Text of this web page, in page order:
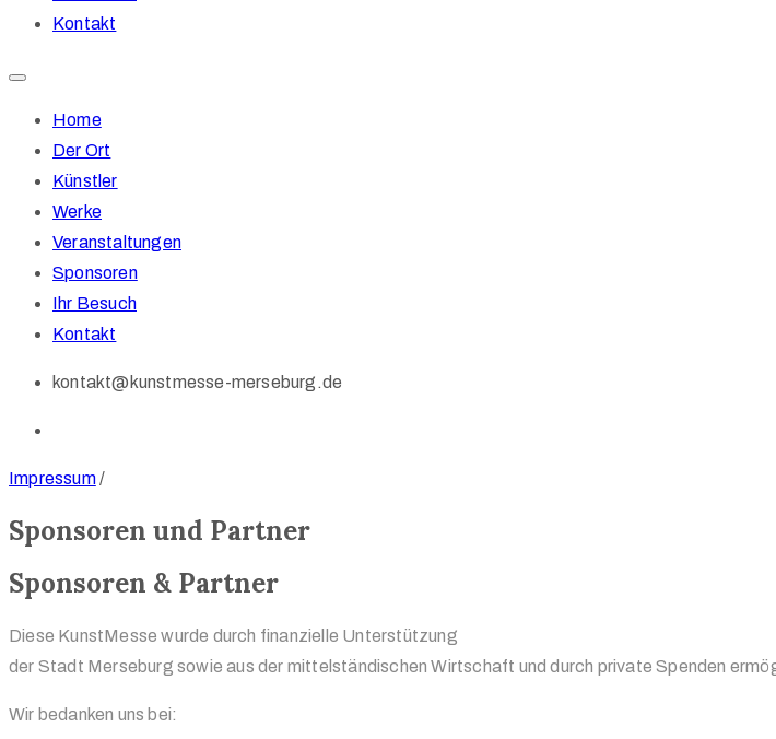
Kontakt
Home
Der Ort
Künstler
Werke
Veranstaltungen
Sponsoren
Ihr Besuch
Kontakt
kontakt@kunstmesse-merseburg.de
Impressum/
Sponsoren und Partner
Sponsoren & Partner
Diese KunstMesse wurde durch finanzielle Unterstützung
der Stadt Merseburg sowie aus der mittelständischen Wirtschaft und durch private Spenden
Wir bedanken uns bei: